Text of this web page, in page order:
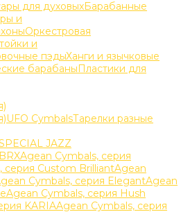
для духовыхБарабанные
и
Оркестровая
и
пэдыХанги и язычковые
барабаныПластики для
UFO CymbalsТарелки разные
JAZZ
Agean Cymbals, серия
серия Custom BrilliantAgean
Cymbals, серия ElegantAgean
Agean Cymbals, серия Hush
KARIAAgean Cymbals, серия